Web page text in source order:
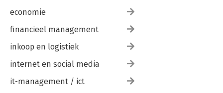
economie
financieel management
inkoop en logistiek
internet en social media
it-management / ict